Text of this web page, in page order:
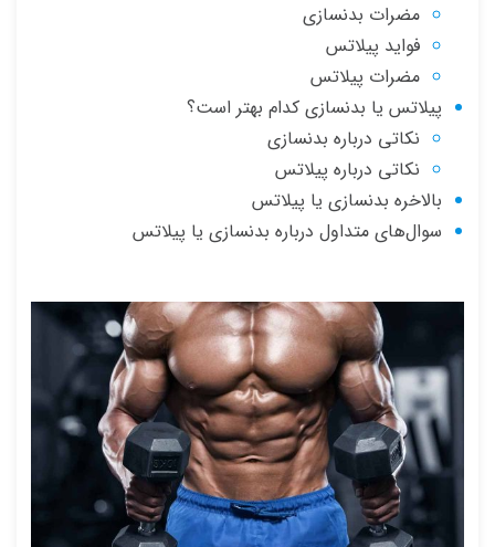
مضرات بدنسازی
فواید پیلاتس
مضرات پیلاتس
پیلاتس یا بدنسازی کدام بهتر است؟
نکاتی درباره بدنسازی
نکاتی درباره پیلاتس
بالاخره بدنسازی یا پیلاتس
سوال‌های متداول درباره بدنسازی یا پیلاتس